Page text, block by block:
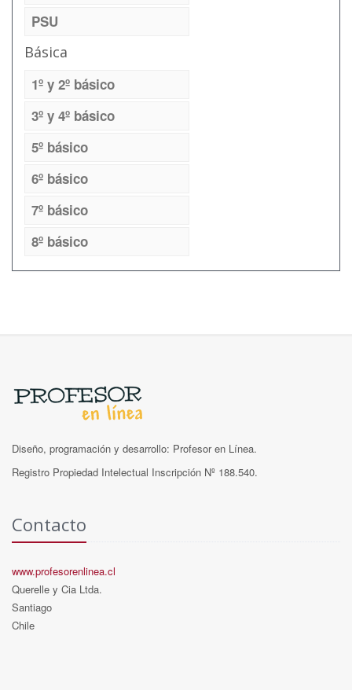
PSU
Básica
1º y 2º básico
3º y 4º básico
5º básico
6º básico
7º básico
8º básico
Diseño, programación y desarrollo: Profesor en Línea.
Registro Propiedad Intelectual Inscripción Nº 188.540.
Contacto
www.profesorenlinea.cl
Querelle y Cia Ltda.
Santiago
Chile